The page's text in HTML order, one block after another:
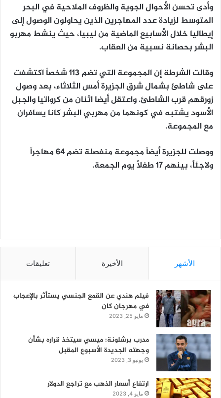
وأدى تحسن الأحوال الجوية والظروف الملاحية في البحر
المتوسط لزيادة عدد المهاجرين الذين يحاولون الوصول إلى
إيطاليا خلال الأسابيع الماضية من ليبيا، حيث ينشط مهربو
البشر بحصانة نسبية من العقاب.
وقالت الشرطة إن المجموعة التي تضم 113 شخصاً اكتشفت
على شاطئ بشمال شرق الجزيرة أمس الثلاثاء، بعد وصول
زورقهم قرب الشاطئ. واعتقل أيضا اثنان من كرواتيا والجبل
الأسود يشتبه في كونهما من مهربي البشر كانا يسافران
مع المجموعة.
ووصلت للجزيرة أيضاً مجموعة منفصلة تضم 64 مهاجراً
ولاجئاً، بينهم 17 طفلاً يوم الجمعة.
الأشهر الأخيرة تعليقات
فيلم هندي عن القمع الجنسي يستأثر بالإعجاب
في مهرجان كان
مايو 25, 2023
مدرب برشلونة: ميسي سيتخذ قراره بشأن
وجهته الجديدة الأسبوع المقبل
يونيو 3, 2023
ارتفاع أسعار الذهب مع تراجع الدولار
مايو 4, 2023